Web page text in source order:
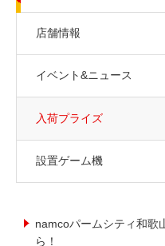
店舗情報
イベント&ニュース
入荷プライズ
設置ゲーム機
namcoパームシティ和歌
ら！